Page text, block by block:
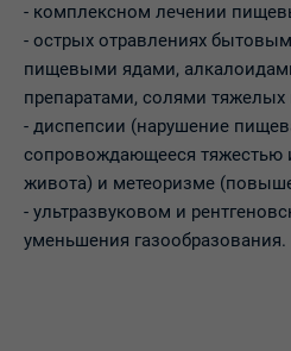
- комплексном лечении
- острых отравлениях
пищевыми ядами,
препаратами, солями тяжелых
- диспепсии (нарушение
сопровождающееся тяжестью
живота) и метеоризме
- ультразвуковом и
уменьшения газообразования.